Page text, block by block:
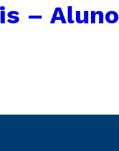
– Aluno